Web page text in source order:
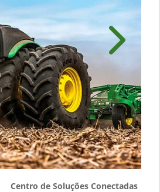
Próximo
Centro de Soluções Conectadas